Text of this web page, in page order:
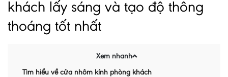
khách lấy sáng và tạo độ thông
thoáng tốt nhất
Xem nhanh
Tìm hiểu về cửa nhôm kính phòng khách